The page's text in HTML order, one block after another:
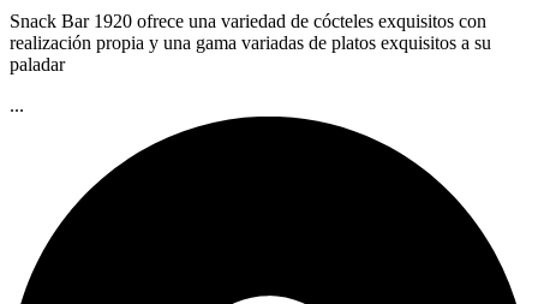
Snack Bar 1920 ofrece una variedad de cócteles exquisitos con
realización propia y una gama variadas de platos exquisitos a su
paladar
...